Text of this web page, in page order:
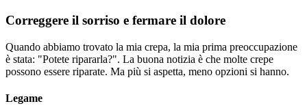
Correggere il sorriso e fermare il dolore
Quando abbiamo trovato la mia crepa, la mia prima preoccupazione
è stata: "Potete ripararla?". La buona notizia è che molte crepe
possono essere riparate. Ma più si aspetta, meno opzioni si hanno.
Legame